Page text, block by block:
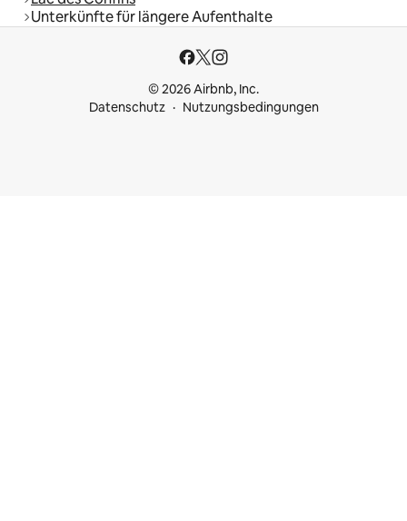
Unterkünfte für längere Aufenthalte
© 2026 Airbnb, Inc.
Datenschutz
Nutzungsbedingungen